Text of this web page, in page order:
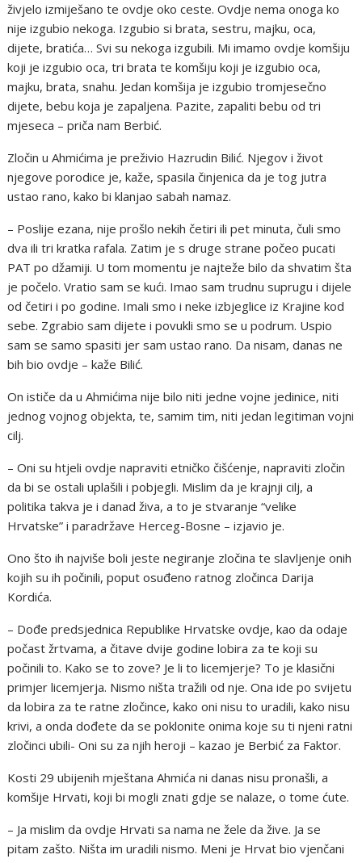
živjelo izmiješano te ovdje oko ceste. Ovdje nema onoga ko
nije izgubio nekoga. Izgubio si brata, sestru, majku, oca,
dijete, bratića… Svi su nekoga izgubili. Mi imamo ovdje komšiju
koji je izgubio oca, tri brata te komšiju koji je izgubio oca,
majku, brata, snahu. Jedan komšija je izgubio tromjesečno
dijete, bebu koja je zapaljena. Pazite, zapaliti bebu od tri
mjeseca – priča nam Berbić.
Zločin u Ahmićima je preživio Hazrudin Bilić. Njegov i život
njegove porodice je, kaže, spasila činjenica da je tog jutra
ustao rano, kako bi klanjao sabah namaz.
– Poslije ezana, nije prošlo nekih četiri ili pet minuta, čuli smo
dva ili tri kratka rafala. Zatim je s druge strane počeo pucati
PAT po džamiji. U tom momentu je najteže bilo da shvatim šta
je počelo. Vratio sam se kući. Imao sam trudnu suprugu i dijele
od četiri i po godine. Imali smo i neke izbjeglice iz Krajine kod
sebe. Zgrabio sam dijete i povukli smo se u podrum. Uspio
sam se samo spasiti jer sam ustao rano. Da nisam, danas ne
bih bio ovdje – kaže Bilić.
On ističe da u Ahmićima nije bilo niti jedne vojne jedinice, niti
jednog vojnog objekta, te, samim tim, niti jedan legitiman vojni
cilj.
– Oni su htjeli ovdje napraviti etničko čišćenje, napraviti zločin
da bi se ostali uplašili i pobjegli. Mislim da je krajnji cilj, a
politika takva je i danad živa, a to je stvaranje “velike
Hrvatske” i paradržave Herceg-Bosne – izjavio je.
Ono što ih najviše boli jeste negiranje zločina te slavljenje onih
kojih su ih počinili, poput osuđeno ratnog zločinca Darija
Kordića.
– Dođe predsjednica Republike Hrvatske ovdje, kao da odaje
počast žrtvama, a čitave dvije godine lobira za te koji su
počinili to. Kako se to zove? Je li to licemjerje? To je klasični
primjer licemjerja. Nismo ništa tražili od nje. Ona ide po svijetu
da lobira za te ratne zločince, kako oni nisu to uradili, kako nisu
krivi, a onda dođete da se poklonite onima koje su ti njeni ratni
zločinci ubili- Oni su za njih heroji – kazao je Berbić za Faktor.
Kosti 29 ubijenih mještana Ahmića ni danas nisu pronašli, a
komšije Hrvati, koji bi mogli znati gdje se nalaze, o tome ćute.
– Ja mislim da ovdje Hrvati sa nama ne žele da žive. Ja se
pitam zašto. Ništa im uradili nismo. Meni je Hrvat bio vjenčani